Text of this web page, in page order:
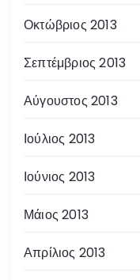
Οκτώβριος 2013
Σεπτέμβριος 2013
Αύγουστος 2013
Ιούλιος 2013
Ιούνιος 2013
Μάιος 2013
Απρίλιος 2013